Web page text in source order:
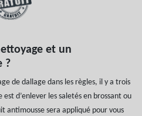
et un
?
de dallage dans les règles, il y a trois
d’enlever les saletés en brossant ou
antimousse sera appliqué pour vous